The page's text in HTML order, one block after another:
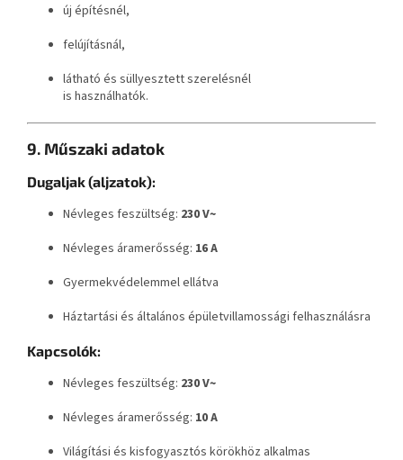
új építésnél,
felújításnál,
látható és süllyesztett szerelésnél
is használhatók.
9. Műszaki adatok
Dugaljak (aljzatok):
Névleges feszültség: 230 V~
Névleges áramerősség: 16 A
Gyermekvédelemmel ellátva
Háztartási és általános épületvillamossági felhasználásra
Kapcsolók:
Névleges feszültség: 230 V~
Névleges áramerősség: 10 A
Világítási és kisfogyasztós körökhöz alkalmas